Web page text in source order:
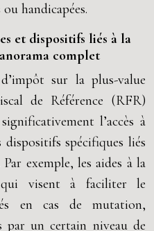
handicapées.
et dispositifs liés à la
complet
sur la plus-value
de Référence (RFR)
l’accès à
spécifiques liés
exemple, les aides à la
qui visent à faciliter le
en cas de mutation,
par un certain niveau de